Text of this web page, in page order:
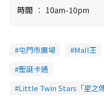
時間 10am-10pm
屯門市廣場 Mall王
聖誕卡通
Little Twin Stars「星之